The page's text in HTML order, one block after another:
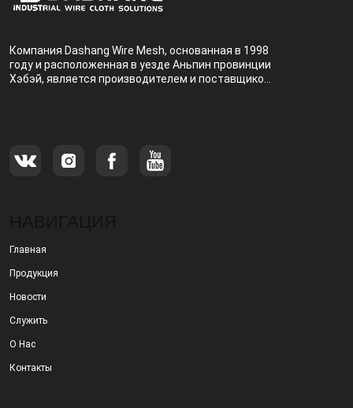
Компания Dashang Wire Mesh, основанная в 1998
году и расположенная в уезде Аньпин провинции
Хэбэй, является производителем и поставщиком,
Главная
Продукция
Новости
Служить
О Нас
Контакты